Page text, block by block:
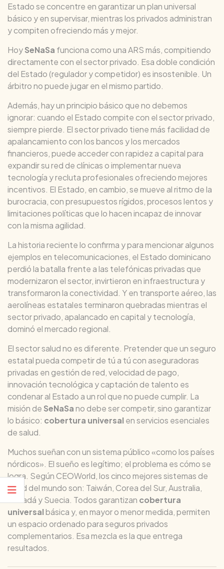
Estado se concentre en garantizar un plan universal
básico y en supervisar, mientras los privados administran
y compiten ofreciendo más y mejor.
HoySeNaSa funciona como una ARS más, compitiendo
directamente con el sector privado. Esa doble condición
del Estado (regulador y competidor) es insostenible. Un
árbitro no puede jugar en el mismo partido.
Además, hay un principio básico que no debemos
ignorar: cuando el Estado compite con el sector privado,
siempre pierde. El sector privado tiene más facilidad de
apalancamiento con los bancos y los mercados
financieros, puede acceder con rapidez a capital para
expandir su red de clínicas o implementar nueva
tecnología y recluta profesionales ofreciendo mejores
incentivos. El Estado, en cambio, se mueve al ritmo de la
burocracia, con presupuestos rígidos, procesos lentos y
limitaciones políticas que lo hacen incapaz de innovar
con la misma agilidad.
La historia reciente lo confirma y para mencionar algunos
ejemplos en telecomunicaciones, el Estado dominicano
perdió la batalla frente a las telefónicas privadas que
modernizaron el sector, invirtieron en infraestructura y
transformaron la conectividad. Y en transporte aéreo, las
aerolíneas estatales terminaron quebradas mientras el
sector privado, apalancado en capital y tecnología,
dominó el mercado regional.
El sector salud no es diferente. Pretender que un seguro
estatal pueda competir de tú a tú con aseguradoras
privadas en gestión de red, velocidad de pago,
innovación tecnológica y captación de talento es
condenar al Estado a un rol que no puede cumplir. La
misión de SeNaSano debe ser competir, sino garantizar
lo básico: cobertura universal en servicios esenciales
de salud.
Muchos sueñan con un sistema público «como los países
nórdicos». El sueño es legítimo; el problema es cómo se
logra. Según CEOWorld, los cinco mejores sistemas de
salud del mundo son: Taiwán, Corea del Sur, Australia,
Canadá y Suecia. Todos garantizan cobertura
universalbásica y, en mayor o menor medida, permiten
un espacio ordenado para seguros privados
complementarios. Esa mezcla es la que entrega
resultados.